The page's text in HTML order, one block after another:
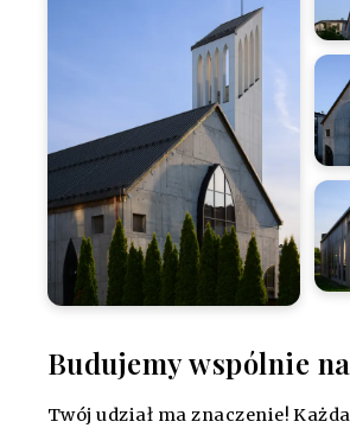
Budujemy wspólnie
Twój udział ma znaczenie!